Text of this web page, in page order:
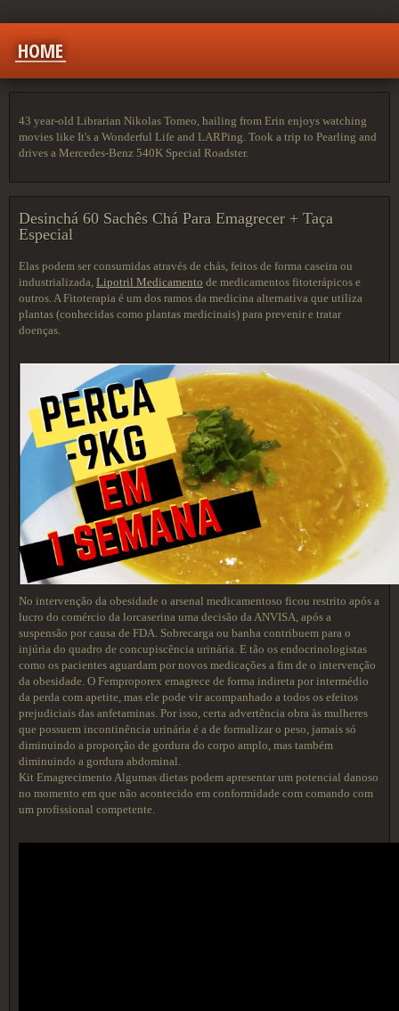
HOME
43 year-old Librarian Nikolas Tomeo, hailing from Erin enjoys watching
movies like It's a Wonderful Life and LARPing. Took a trip to Pearling and
drives a Mercedes-Benz 540K Special Roadster.
Desinchá 60 Sachês Chá Para Emagrecer + Taça
Especial
Elas podem ser consumidas através de chás, feitos de forma caseira ou
industrializada, Lipotril Medicamento de medicamentos fitoterápicos e
outros. A Fitoterapia é um dos ramos da medicina alternativa que utiliza
plantas (conhecidas como plantas medicinais) para prevenir e tratar
doenças.
No intervenção da obesidade o arsenal medicamentoso ficou restrito após a
lucro do comércio da lorcaserina uma decisão da ANVISA, após a
suspensão por causa de FDA. Sobrecarga ou banha contribuem para o
injúria do quadro de concupiscência urinária. E tão os endocrinologistas
como os pacientes aguardam por novos medicações a fim de o intervenção
da obesidade. O Femproporex emagrece de forma indireta por intermédio
da perda com apetite, mas ele pode vir acompanhado a todos os efeitos
prejudiciais das anfetaminas. Por isso, certa advertência obra às mulheres
que possuem incontinência urinária é a de formalizar o peso, jamais só
diminuindo a proporção de gordura do corpo amplo, mas também
diminuindo a gordura abdominal.
Kit Emagrecimento Algumas dietas podem apresentar um potencial danoso
no momento em que não acontecido em conformidade com comando com
um profissional competente.